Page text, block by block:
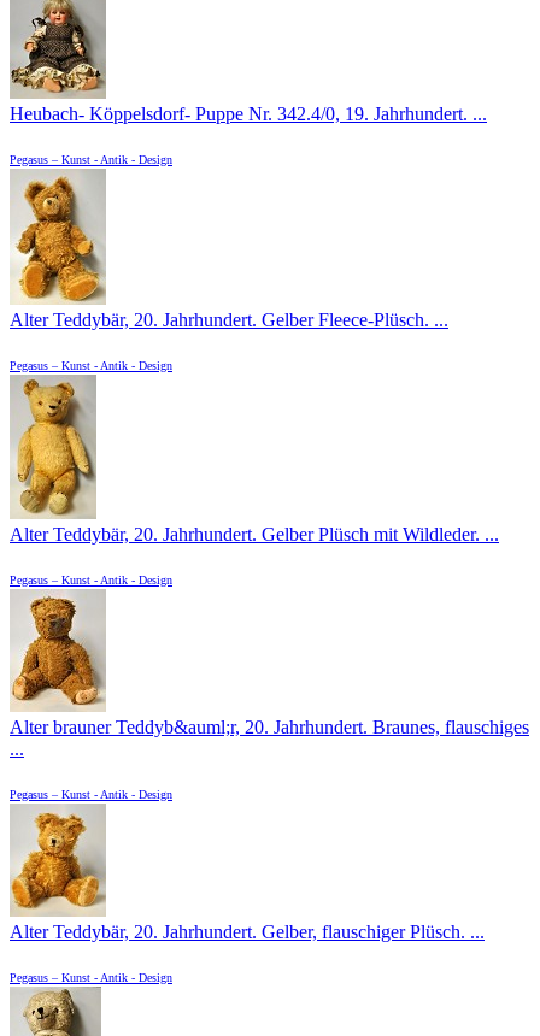
Heubach- Köppelsdorf- Puppe Nr. 342.4/0, 19. Jahrhundert. ...
Pegasus – Kunst - Antik - Design
Alter Teddybär, 20. Jahrhundert. Gelber Fleece-Plüsch. ...
Pegasus – Kunst - Antik - Design
Alter Teddybär, 20. Jahrhundert. Gelber Plüsch mit Wildleder. ...
Pegasus – Kunst - Antik - Design
Alter brauner Teddyb&auml;r, 20. Jahrhundert. Braunes, flauschiges
...
Pegasus – Kunst - Antik - Design
Alter Teddybär, 20. Jahrhundert. Gelber, flauschiger Plüsch. ...
Pegasus – Kunst - Antik - Design